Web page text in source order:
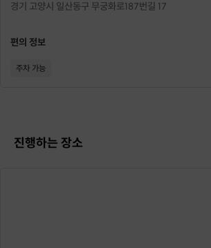
경기 고양시 일산동구 무궁화로187번길 17
편의 정보
주차 가능
진행하는 장소